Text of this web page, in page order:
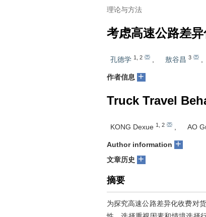
理论与方法
考虑高速公路差
孔德学 1 2 敖谷昌 3
作者信息 +
Truck Travel
KONG Dexue 1 2 AO
Author information +
文章历史 +
摘要
为探究高速公路差异化收费对